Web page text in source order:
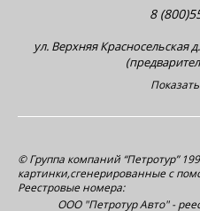
8
ул. Верхняя Красносельская
© Группа компаний “Петротур”
картинки,сгенерированные с
Реестровые номера:
ООО "Петротур Авто" -